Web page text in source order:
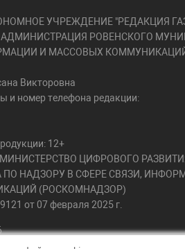
УЧРЕЖДЕНИЕ "РЕДАКЦИЯ
РОВЕНСКОГО
И МАССОВЫХ
Викторовна
и номер телефона редакции:
12+
МИНИСТЕРСТВО ЦИФРОВОГО
НАДЗОРУ В СФЕРЕ СВЯЗИ,
(РОСКОМНАДЗОР)
от 07 февраля 2025 г.